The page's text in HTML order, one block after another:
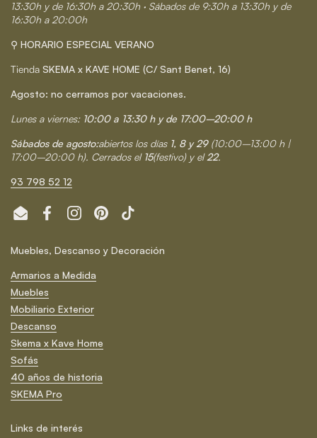
13:30h y de 16:30h a 20:30h · Sábados de 9:30h a 13:30h y de
16:30h a 20:00h
⚲ HORARIO ESPECIAL VERANO
Tienda SKEMA x KAVE HOME (C/ Sant Benet, 16)
Agosto: no cerramos por vacaciones.
Lunes a viernes: 10:00 a 13:30 h y de 17:00–20:00 h
Sábados de agosto:abiertos los días 1, 8 y 29 (10:00–13:00 h |
17:00–20:00 h). Cerrados el 15(festivo) y el22.
93 798 52 12
Email FacebookInstagramPinterestTikTok
Muebles, Descanso y Decoración
Armarios a Medida
Muebles
Mobiliario Exterior
Descanso
Skema x Kave Home
Sofás
40 años de historia
SKEMA Pro
Links de interés